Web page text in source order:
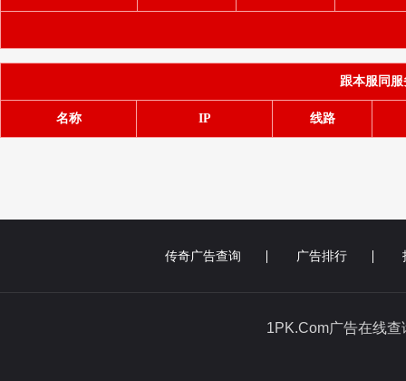
跟本服同服
名称 IP 线路
传奇广告查询 广告排行
1PK.Com广告在